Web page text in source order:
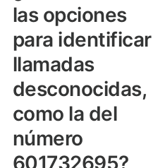
las opciones
para identificar
llamadas
desconocidas,
como la del
número
601732695?